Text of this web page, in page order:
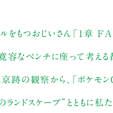
をもつおじいさん「1章
容なベンチに座って考え
観察から、「ポケモン
ンドスケープ”とともに私